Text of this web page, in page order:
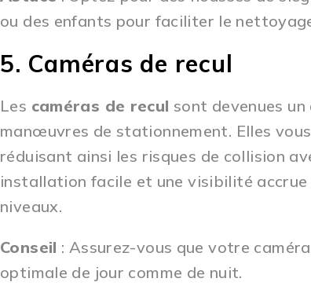
ou des enfants pour faciliter le
5. Caméras de recul
Les caméras de recul sont devenues
manœuvres de stationnement. Elles
réduisant ainsi les risques de collision
installation facile et une visibilité
niveaux.
Conseil : Assurez-vous que votre
optimale de jour comme de nuit.